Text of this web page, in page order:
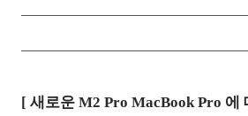
[ 새로운 M2 Pro MacBook Pro 에